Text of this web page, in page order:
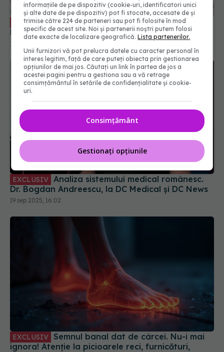
EXCLUSIV Tratamentul pentru boala varicoasă.
Dr. Anca Chitic: Se injectează această substanță
16 iun 2025, 10:01
EXCLUSIV
Dr. Bogdan Andreescu, la DC Medical și DC News
19 sep 2025, 16:02
EXCLUSIV
ignora! Atenție la picioarele reci, furnicături,
informațiile de pe dispozitiv (cookie-uri, identificatori unici
și alte date de pe dispozitiv) pot fi stocate, accesate de și
trimise către 224 de parteneri sau pot fi folosite în mod
specific de acest site. Noi și partenerii noștri putem folosi
date exacte de localizare geografică.Lista partenerilor.
Unii furnizori vă pot prelucra datele cu caracter personal în
interes legitim, față de care puteți obiecta prin gestionarea
opțiunilor de mai jos. Căutați un link în partea de jos a
acestei pagini pentru a gestiona sau a vă retrage
consimțământul în setările de confidențialitate și cookie-
uri.
Consimțământ
Gestionați opțiunile